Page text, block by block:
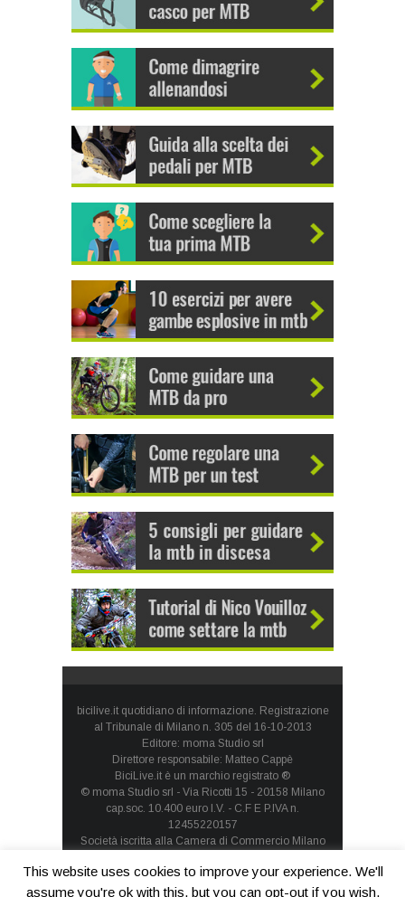
bicilive.it quotidiano di informazione. Registrazione
al Tribunale di Milano n. 305 del 16-10-2013
Editore: moma Studio srl
Direttore responsabile: Matteo Cappè
BiciLive.it è un marchio registrato ®
© moma Studio srl - Via Ricotti 15 - 20158 Milano
cap.soc. 10.400 euro I.V. - C.F E P.IVA n.
12455220157
Società iscritta alla Camera di Commercio Milano
socio unico
Privacy Policy-Cookie Policy
This website uses cookies to improve your experience. We'll
assume you're ok with this, but you can opt-out if you wish.